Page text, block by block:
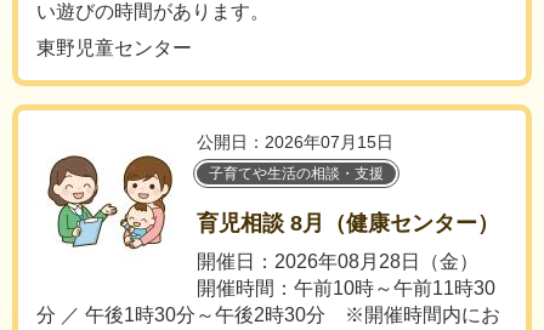
い遊びの時間があります。
東野児童センター
公開日：2026年07月15日
子育てや生活の相談・支援
育児相談 8月（健康センター）
開催日：2026年08月28日（金）
開催時間：午前10時～午前11時30
分 ／ 午後1時30分～午後2時30分 ※開催時間内にお